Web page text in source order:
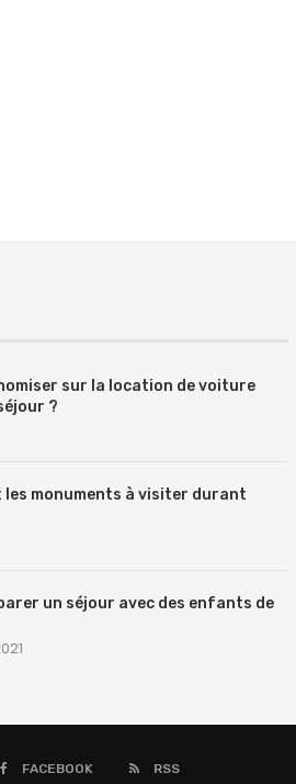
sur la location de voiture
?
les monuments à visiter durant
un séjour avec des enfants de
FACEBOOK RSS